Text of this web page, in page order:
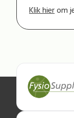
Klik hierom